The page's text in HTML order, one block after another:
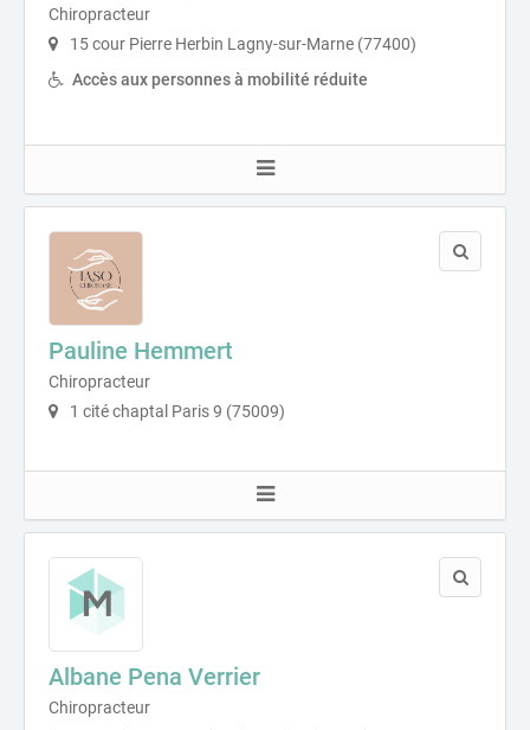
Chiropracteur
15 cour Pierre Herbin Lagny-sur-Marne (77400)
Accès aux personnes à mobilité réduite
Pauline Hemmert
Chiropracteur
1 cité chaptal Paris 9 (75009)
Albane Pena Verrier
Chiropracteur